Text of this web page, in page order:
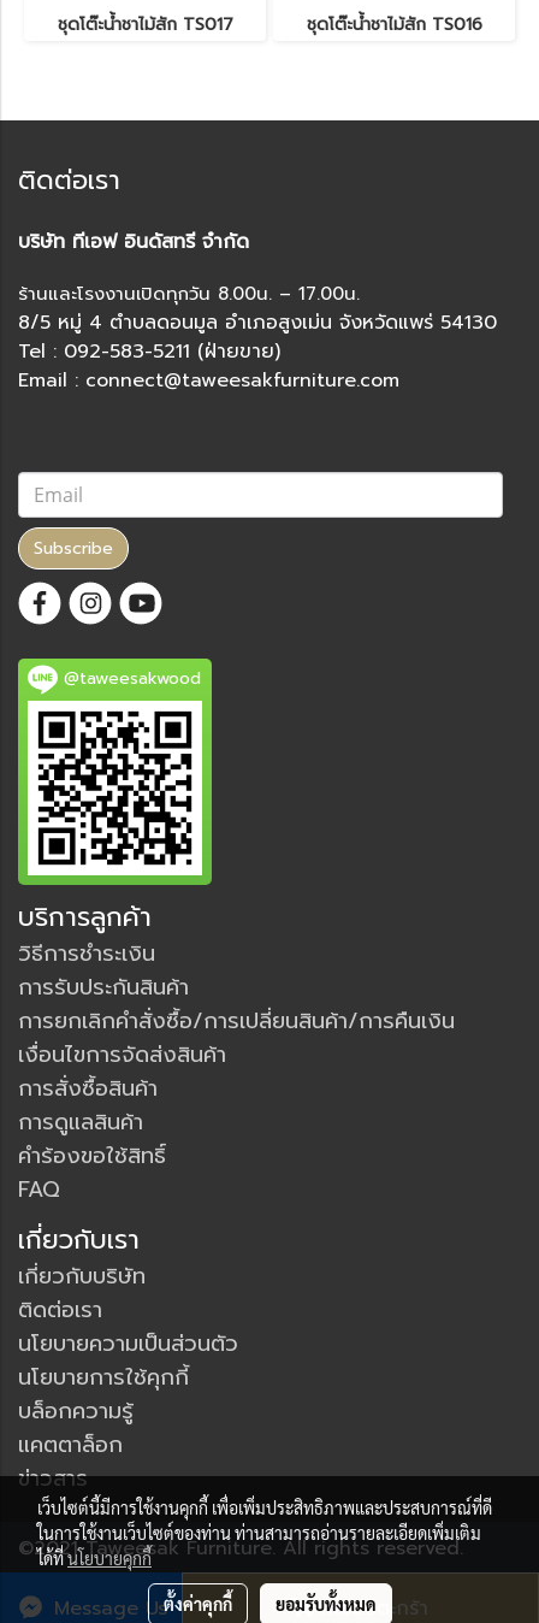
เพิ่มลงตะกร้า
Message Us
ชุดโต๊ะน้ำชาไม้สัก TS017 ชุดโต๊ะน้ำชาไม้สัก TS016
ติดต่อเรา
บริษัท ทีเอฟ อินดัสทรี จำกัด
ร้านและโรงงานเปิดทุกวัน 8.00น. – 17.00น.
8/5 หมู่ 4 ตำบลดอนมูล อำเภอสูงเม่น จังหวัดแพร่ 54130
Tel : 092-583-5211 (ฝ่ายขาย)
Email : connect@taweesakfurniture.com
Subscribe
@taweesakwood
บริการลูกค้า
วิธีการชำระเงิน
การรับประกันสินค้า
การยกเลิกคำสั่งซื้อ/การเปลี่ยนสินค้า/การคืนเงิน
เงื่อนไขการจัดส่งสินค้า
การสั่งซื้อสินค้า
การดูแลสินค้า
คำร้องขอใช้สิทธิ์
FAQ
เกี่ยวกับเรา
เกี่ยวกับบริษัท
ติดต่อเรา
นโยบายความเป็นส่วนตัว
นโยบายการใช้คุกกี้
บล็อกความรู้
แคตตาล็อก
ข่าวสาร
©2021 Taweesak Furniture. All rights reserved.
ผู้เข้าชมวันนี้ 5,219
เว็บไซต์นี้มีการใช้งานคุกกี้ เพื่อเพิ่มประสิทธิภาพและประสบการณ์ที่ดี
ในการใช้งานเว็บไซต์ของท่าน ท่านสามารถอ่านรายละเอียดเพิ่มเติม
ได้ที่นโยบายคุกกี้
ตั้งค่าคุกกี้ ยอมรับทั้งหมด